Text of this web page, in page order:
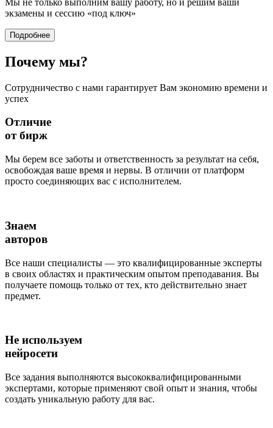
экзамены и сессию «под ключ»
Подробнее
Почему мы?
Сотрудничество с нами гарантирует Вам экономию времени и
успех
Отличие
от бирж
Мы берем все заботы и ответственность за результат на себя,
освобождая ваше время и нервы. В отличии от платформ
просто соединяющих вас с исполнителем.
Знаем
авторов
Все наши специалисты — это квалифицированные эксперты
в своих областях и практическим опытом преподавания. Вы
получаете помощь только от тех, кто действительно знает
предмет.
Не используем
нейросети
Все задания выполняются высококвалифицированными
экспертами, которые применяют свой опыт и знания, чтобы
создать уникальную работу для вас.